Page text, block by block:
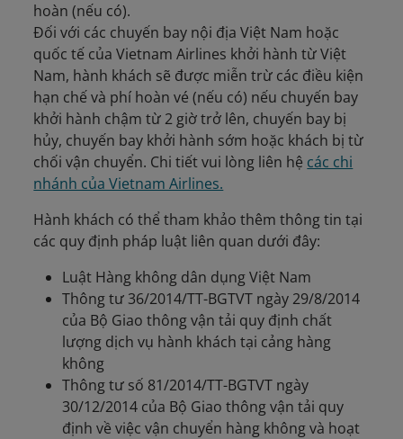
hoàn (nếu có).
Đối với các chuyến bay nội địa Việt Nam hoặc
quốc tế của Vietnam Airlines khởi hành từ Việt
Nam, hành khách sẽ được miễn trừ các điều kiện
hạn chế và phí hoàn vé (nếu có) nếu chuyến bay
khởi hành chậm từ 2 giờ trở lên, chuyến bay bị
hủy, chuyến bay khởi hành sớm hoặc khách bị từ
chối vận chuyển. Chi tiết vui lòng liên hệ các chi
nhánh của Vietnam Airlines.
Hành khách có thể tham khảo thêm thông tin tại
các quy định pháp luật liên quan dưới đây:
Luật Hàng không dân dụng Việt Nam
Thông tư 36/2014/TT-BGTVT ngày 29/8/2014
của Bộ Giao thông vận tải quy định chất
lượng dịch vụ hành khách tại cảng hàng
không
Thông tư số 81/2014/TT-BGTVT ngày
30/12/2014 của Bộ Giao thông vận tải quy
định về việc vận chuyển hàng không và hoạt